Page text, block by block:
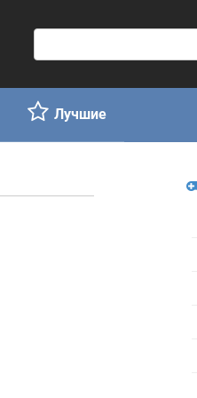
о
с
к
:
Лучшие